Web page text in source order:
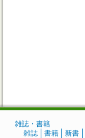
雑誌・書籍
雑誌
書籍 新書